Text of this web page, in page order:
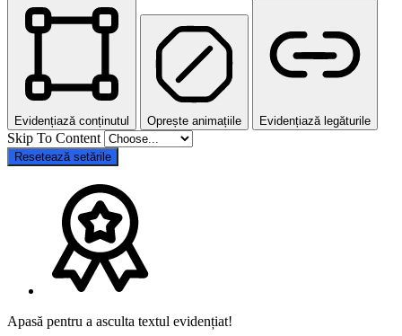
Evidențiază conținutul Oprește animațiile Evidențiază legăturile
Skip To Content
Resetează setările
Apasă pentru a asculta textul evidențiat!